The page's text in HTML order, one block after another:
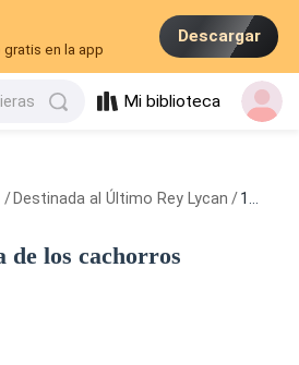
en la app
Descargar
Mi biblioteca
/ Destinada al Último Rey Lycan / 102. La llegada de los cachorros
de los cachorros